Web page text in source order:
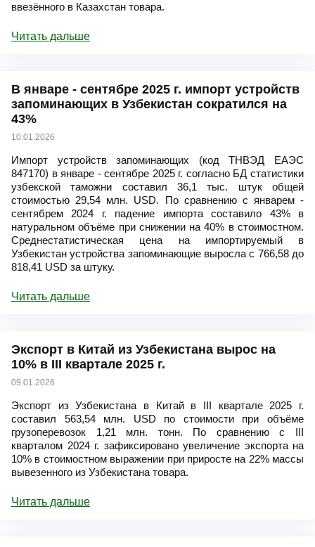
ввезённого в Казахстан товара.
Читать дальше
В январе - сентябре 2025 г. импорт устройств
запоминающих в Узбекистан сократился на
43%
10.01.2026
Импорт устройств запоминающих (код ТНВЭД ЕАЭС
847170) в январе - сентябре 2025 г. согласно БД статистики
узбекской таможни составил 36,1 тыс. штук общей
стоимостью 29,54 млн. USD. По сравнению с январем -
сентябрем 2024 г. падение импорта составило 43% в
натуральном объёме при снижении на 40% в стоимостном.
Среднестатистическая цена на импортируемый в
Узбекистан устройства запоминающие выросла с 766,58 до
818,41 USD за штуку.
Читать дальше
Экспорт в Китай из Узбекистана вырос на
10% в III квартале 2025 г.
09.01.2026
Экспорт из Узбекистана в Китай в III квартале 2025 г.
составил 563,54 млн. USD по стоимости при объёме
грузоперевозок 1,21 млн. тонн. По сравнению с III
кварталом 2024 г. зафиксировано увеличение экспорта на
10% в стоимостном выражении при приросте на 22% массы
вывезенного из Узбекистана товара.
Читать дальше